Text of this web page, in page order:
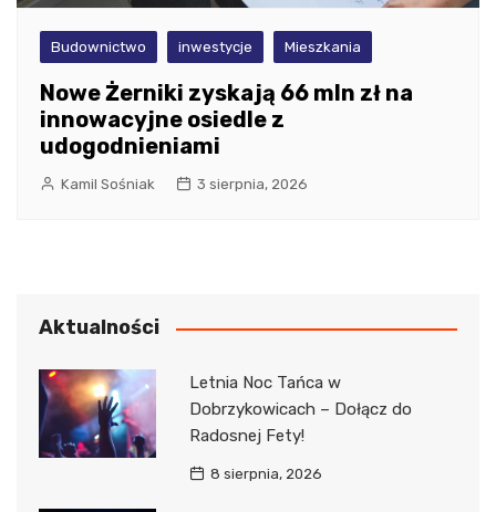
Budownictwo inwestycje Mieszkania
Nowe Żerniki zyskają 66 mln zł na
innowacyjne osiedle z
udogodnieniami
Kamil Sośniak 3 sierpnia, 2026
Aktualności
Letnia Noc Tańca w
Dobrzykowicach – Dołącz do
Radosnej Fety!
8 sierpnia, 2026